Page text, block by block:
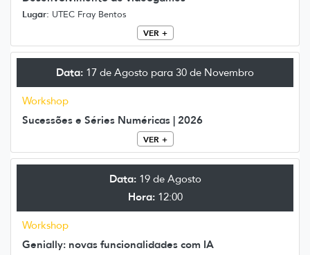
Lugar: UTEC Fray Bentos
VER +
Data: 17 de Agosto para 30 de Novembro
Workshop
Sucessões e Séries Numéricas | 2026
VER +
Data:19 de Agosto
Hora:12:00
Workshop
Genially: novas funcionalidades com IA